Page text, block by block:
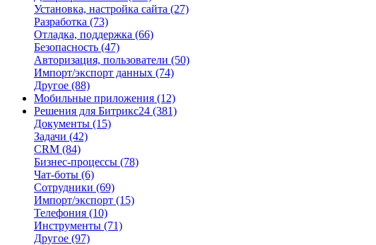
Установка, настройка сайта (27)
Разработка (73)
Отладка, поддержка (66)
Безопасность (47)
Авторизация, пользователи (50)
Импорт/экспорт данных (74)
Другое (88)
Мобильные приложения (12)
Решения для Битрикс24 (381)
Документы (15)
Задачи (42)
CRM (84)
Бизнес-процессы (78)
Чат-боты (6)
Сотрудники (69)
Импорт/экспорт (15)
Телефония (10)
Инструменты (71)
Другое (97)